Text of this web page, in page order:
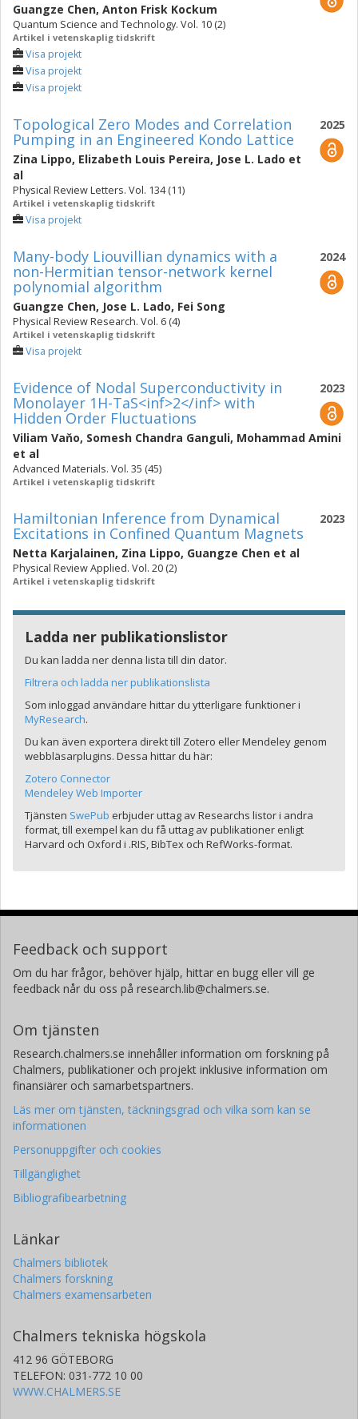
Guangze Chen, Anton Frisk Kockum
Quantum Science and Technology. Vol. 10 (2)
Artikel i vetenskaplig tidskrift
Visa projekt
Visa projekt
Visa projekt
2025
Topological Zero Modes and Correlation
Pumping in an Engineered Kondo Lattice
Zina Lippo, Elizabeth Louis Pereira, Jose L. Lado et
al
Physical Review Letters. Vol. 134 (11)
Artikel i vetenskaplig tidskrift
Visa projekt
2024
Many-body Liouvillian dynamics with a
non-Hermitian tensor-network kernel
polynomial algorithm
Guangze Chen, Jose L. Lado, Fei Song
Physical Review Research. Vol. 6 (4)
Artikel i vetenskaplig tidskrift
Visa projekt
2023
Evidence of Nodal Superconductivity in
Monolayer 1H-TaS<inf>2</inf> with
Hidden Order Fluctuations
Viliam Vaňo, Somesh Chandra Ganguli, Mohammad Amini
et al
Advanced Materials. Vol. 35 (45)
Artikel i vetenskaplig tidskrift
2023
Hamiltonian Inference from Dynamical
Excitations in Confined Quantum Magnets
Netta Karjalainen, Zina Lippo, Guangze Chen et al
Physical Review Applied. Vol. 20 (2)
Artikel i vetenskaplig tidskrift
Ladda ner publikationslistor
Du kan ladda ner denna lista till din dator.
Filtrera och ladda ner publikationslista
Som inloggad användare hittar du ytterligare funktioner i
MyResearch.
Du kan även exportera direkt till Zotero eller Mendeley genom
webbläsarplugins. Dessa hittar du här:
Zotero Connector
Mendeley Web Importer
Tjänsten SwePub erbjuder uttag av Researchs listor i andra
format, till exempel kan du få uttag av publikationer enligt
Harvard och Oxford i .RIS, BibTex och RefWorks-format.
Feedback och support
Om du har frågor, behöver hjälp, hittar en bugg eller vill ge
feedback når du oss på research.lib@chalmers.se.
Om tjänsten
Research.chalmers.se innehåller information om forskning på
Chalmers, publikationer och projekt inklusive information om
finansiärer och samarbetspartners.
Läs mer om tjänsten, täckningsgrad och vilka som kan se
informationen
Personuppgifter och cookies
Tillgänglighet
Bibliografibearbetning
Länkar
Chalmers bibliotek
Chalmers forskning
Chalmers examensarbeten
Chalmers tekniska högskola
412 96 GÖTEBORG
TELEFON: 031-772 10 00
WWW.CHALMERS.SE